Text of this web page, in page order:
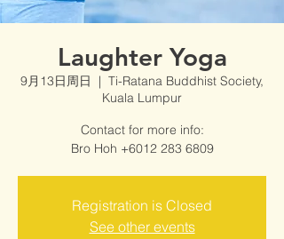
Laughter Yoga
9月13日周日
  |
Ti-Ratana Buddhist Society,
Kuala Lumpur
Contact for more info:
Bro Hoh +6012 283 6809
Registration is Closed
See other events